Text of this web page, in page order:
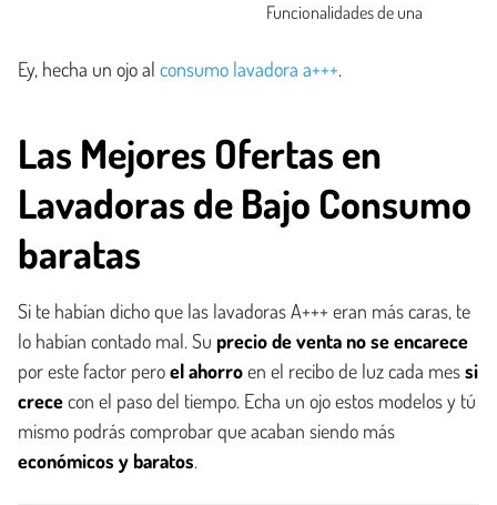
Funcionalidades de una
Ey, hecha un ojo al consumo lavadora a+++.
Las Mejores Ofertas en
Lavadoras de Bajo Consumo
baratas
Si te habían dicho que las lavadoras A+++ eran más caras, te
lo habían contado mal. Su precio de venta no se encarece
por este factor peroel ahorroen el recibo de luz cada messi
crececon el paso del tiempo. Echa un ojo estos modelos y tú
mismo podrás comprobar que acaban siendo más
económicos y baratos.